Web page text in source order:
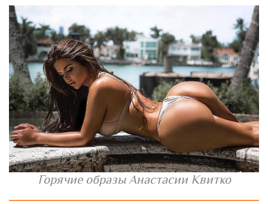
Горячие образы Анастасии Квитко